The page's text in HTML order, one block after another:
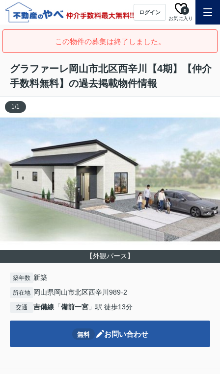
ログイン
お気に入り
0
この物件の募集は終了しました。
グラファーレ岡山市北区西辛川【4期】【仲介
手数料無料】の過去掲載物件情報
【外観パース】
1/1
築年数 新築
所在地 岡山県岡山市北区西辛川989-2
交通 吉備線 「備前一宮 」駅 徒歩13分
無料 お問い合わせ